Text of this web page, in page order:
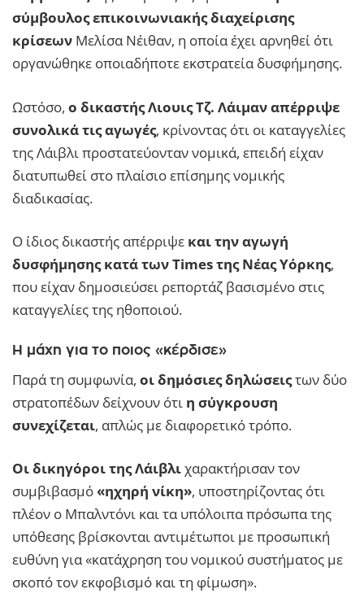
σύμβουλος επικοινωνιακής διαχείρισης
κρίσεων Μελίσα Νέιθαν, η οποία έχει αρνηθεί ότι
οργανώθηκε οποιαδήποτε εκστρατεία δυσφήμησης.
Ωστόσο, ο δικαστής Λιουις Τζ. Λάιμαν απέρριψε
συνολικά τις αγωγές, κρίνοντας ότι οι καταγγελίες
της Λάιβλι προστατεύονταν νομικά, επειδή είχαν
διατυπωθεί στο πλαίσιο επίσημης νομικής
διαδικασίας.
Ο ίδιος δικαστής απέρριψε και την αγωγή
δυσφήμησης κατά των Times της Νέας Υόρκης,
που είχαν δημοσιεύσει ρεπορτάζ βασισμένο στις
καταγγελίες της ηθοποιού.
Η μάχη για το ποιος «κέρδισε»
Παρά τη συμφωνία, οι δημόσιες δηλώσειςτων δύο
στρατοπέδων δείχνουν ότι η σύγκρουση
συνεχίζεται, απλώς με διαφορετικό τρόπο.
Οι δικηγόροι της Λάιβλιχαρακτήρισαν τον
συμβιβασμό «ηχηρή νίκη», υποστηρίζοντας ότι
πλέον ο Μπαλντόνι και τα υπόλοιπα πρόσωπα της
υπόθεσης βρίσκονται αντιμέτωποι με προσωπική
ευθύνη για «κατάχρηση του νομικού συστήματος με
σκοπό τον εκφοβισμό και τη φίμωση».